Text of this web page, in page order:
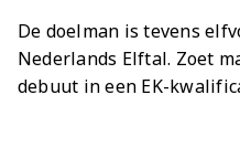
De doelman is tevens
Nederlands Elftal. Zoet
debuut in een EK-